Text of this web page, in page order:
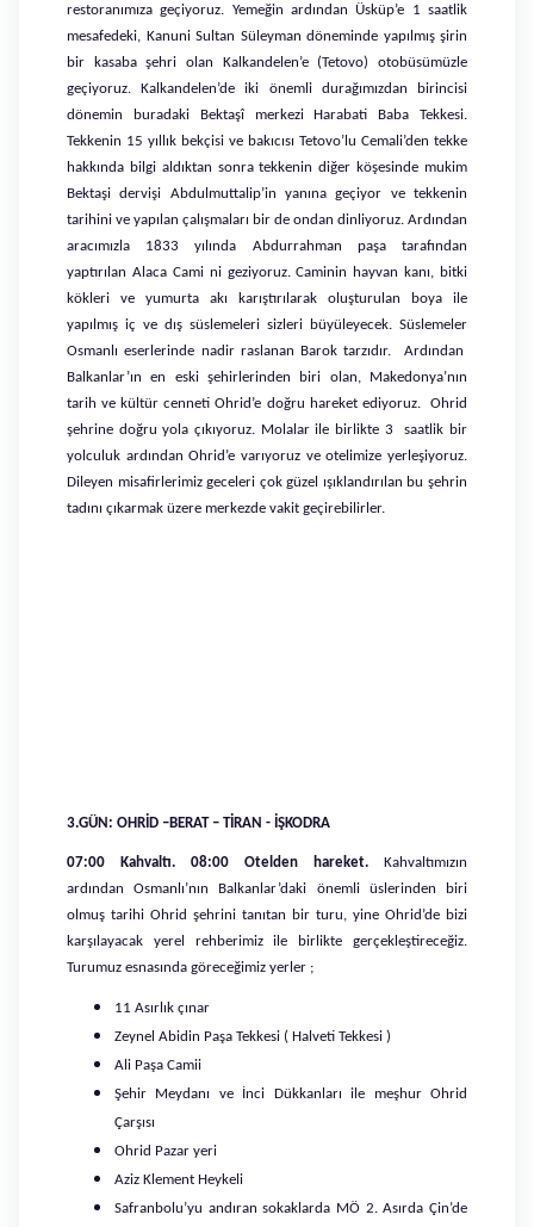
restoranımıza geçiyoruz. Yemeğin ardından Üsküp’e 1 saatlik
mesafedeki, Kanuni Sultan Süleyman döneminde yapılmış şirin
bir kasaba şehri olan Kalkandelen’e (Tetovo) otobüsümüzle
geçiyoruz. Kalkandelen’de iki önemli durağımızdan birincisi
dönemin buradaki Bektaşî merkezi Harabati Baba Tekkesi.
Tekkenin 15 yıllık bekçisi ve bakıcısı Tetovo’lu Cemali’den tekke
hakkında bilgi aldıktan sonra tekkenin diğer köşesinde mukim
Bektaşi dervişi Abdulmuttalip’in yanına geçiyor ve tekkenin
tarihini ve yapılan çalışmaları bir de ondan dinliyoruz. Ardından
aracımızla 1833 yılında Abdurrahman paşa tarafından
yaptırılan Alaca Cami ni geziyoruz. Caminin hayvan kanı, bitki
kökleri ve yumurta akı karıştırılarak oluşturulan boya ile
yapılmış iç ve dış süslemeleri sizleri büyüleyecek. Süslemeler
Osmanlı eserlerinde nadir raslanan Barok tarzıdır. Ardından
Balkanlar’ın en eski şehirlerinden biri olan, Makedonya’nın
tarih ve kültür cenneti Ohrid’e doğru hareket ediyoruz. Ohrid
şehrine doğru yola çıkıyoruz. Molalar ile birlikte 3 saatlik bir
yolculuk ardından Ohrid’e varıyoruz ve otelimize yerleşiyoruz.
Dileyen misafirlerimiz geceleri çok güzel ışıklandırılan bu şehrin
tadını çıkarmak üzere merkezde vakit geçirebilirler.
3.GÜN: OHRİD –BERAT – TİRAN - İŞKODRA
07:00 Kahvaltı. 08:00 Otelden hareket. Kahvaltımızın
ardından Osmanlı’nın Balkanlar’daki önemli üslerinden biri
olmuş tarihi Ohrid şehrini tanıtan bir turu, yine Ohrid’de bizi
karşılayacak yerel rehberimiz ile birlikte gerçekleştireceğiz.
Turumuz esnasında göreceğimiz yerler ;
11 Asırlık çınar
Zeynel Abidin Paşa Tekkesi ( Halveti Tekkesi )
Ali Paşa Camii
Şehir Meydanı ve İnci Dükkanları ile meşhur Ohrid
Çarşısı
Ohrid Pazar yeri
Aziz Klement Heykeli
Safranbolu’yu andıran sokaklarda MÖ 2. Asırda Çin’de